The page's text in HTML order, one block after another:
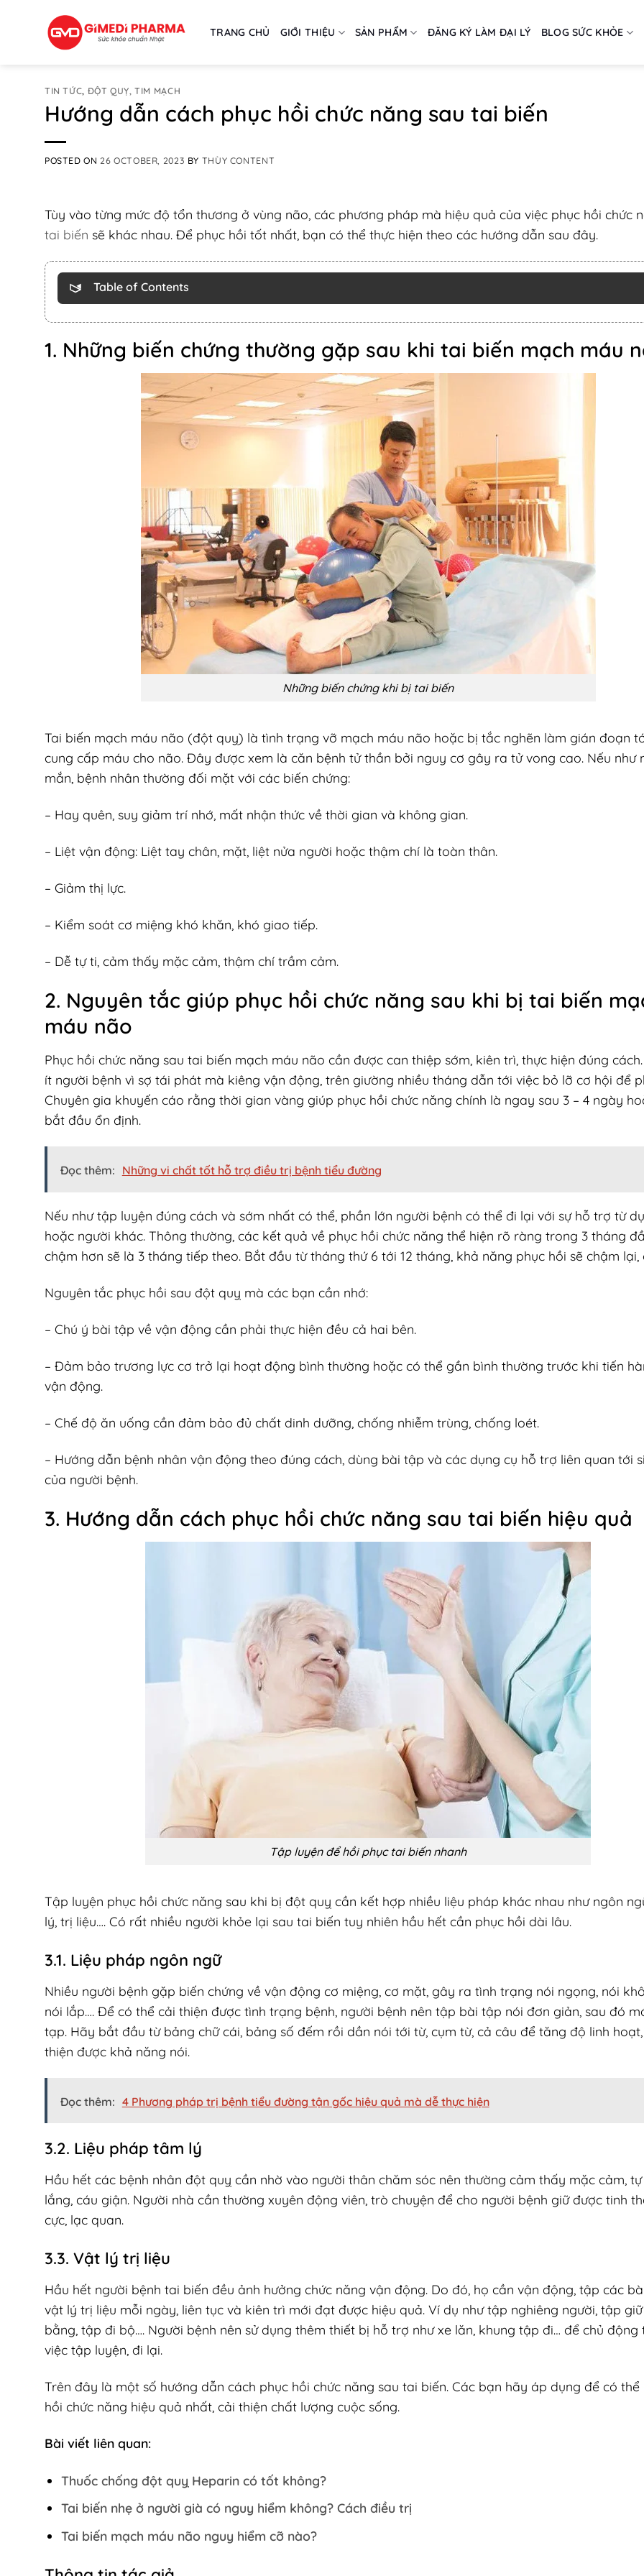
TRANG CHỦ GIỚI THIỆU SẢN PHẨM ĐĂNG KÝ LÀM ĐẠI LÝ BLOG SỨC KHỎE
TIN TỨC, ĐỘT QUỴ, TIM MẠCH
Hướng dẫn cách phục hồi chức năng sau tai biến
POSTED ON 26 OCTOBER, 2023 BY THÙY CONTENT
Tùy vào từng mức độ tổn thương ở vùng não, các phương pháp mà hiệu quả của việc phục hồi chức
tai biến sẽ khác nhau. Để phục hồi tốt nhất, bạn có thể thực hiện theo các hướng dẫn sau đây.
Table of Contents
1. Những biến chứng thường gặp sau khi tai biến mạch máu
Những biến chứng khi bị tai biến
Tai biến mạch máu não (đột quỵ) là tình trạng vỡ mạch máu não hoặc bị tắc nghẽn làm gián đoạn
cung cấp máu cho não. Đây được xem là căn bệnh tử thần bởi nguy cơ gây ra tử vong cao. Nếu như
mắn, bệnh nhân thường đối mặt với các biến chứng:
– Hay quên, suy giảm trí nhớ, mất nhận thức về thời gian và không gian.
– Liệt vận động: Liệt tay chân, mặt, liệt nửa người hoặc thậm chí là toàn thân.
– Giảm thị lực.
– Kiểm soát cơ miệng khó khăn, khó giao tiếp.
– Dễ tự ti, cảm thấy mặc cảm, thậm chí trầm cảm.
2. Nguyên tắc giúp phục hồi chức năng sau khi bị tai biến
máu não
Phục hồi chức năng sau tai biến mạch máu não cần được can thiệp sớm, kiên trì, thực hiện đúng
ít người bệnh vì sợ tái phát mà kiêng vận động, trên giường nhiều tháng dẫn tới việc bỏ lỡ cơ hội để
Chuyên gia khuyến cáo rằng thời gian vàng giúp phục hồi chức năng chính là ngay sau 3 – 4 ngày
bắt đầu ổn định.
Đọc thêm: Những vi chất tốt hỗ trợ điều trị bệnh tiểu đường
Nếu như tập luyện đúng cách và sớm nhất có thể, phần lớn người bệnh có thể đi lại với sự hỗ trợ từ
hoặc người khác. Thông thường, các kết quả về phục hồi chức năng thể hiện rõ ràng trong 3 tháng
chậm hơn sẽ là 3 tháng tiếp theo. Bắt đầu từ tháng thứ 6 tới 12 tháng, khả năng phục hồi sẽ chậm lại,
Nguyên tắc phục hồi sau đột quỵ mà các bạn cần nhớ:
– Chú ý bài tập về vận động cần phải thực hiện đều cả hai bên.
– Đảm bảo trương lực cơ trở lại hoạt động bình thường hoặc có thể gần bình thường trước khi tiến
vận động.
– Chế độ ăn uống cần đảm bảo đủ chất dinh dưỡng, chống nhiễm trùng, chống loét.
– Hướng dẫn bệnh nhân vận động theo đúng cách, dùng bài tập và các dụng cụ hỗ trợ liên quan tới
của người bệnh.
3. Hướng dẫn cách phục hồi chức năng sau tai biến hiệu quả
Tập luyện để hồi phục tai biến nhanh
Tập luyện phục hồi chức năng sau khi bị đột quỵ cần kết hợp nhiều liệu pháp khác nhau như ngôn
lý, trị liệu…. Có rất nhiều người khỏe lại sau tai biến tuy nhiên hầu hết cần phục hồi dài lâu.
3.1. Liệu pháp ngôn ngữ
Nhiều người bệnh gặp biến chứng về vận động cơ miệng, cơ mặt, gây ra tình trạng nói ngọng, nói
nói lắp…. Để có thể cải thiện được tình trạng bệnh, người bệnh nên tập bài tập nói đơn giản, sau đó
tạp. Hãy bắt đầu từ bảng chữ cái, bảng số đếm rồi dần nói tới từ, cụm từ, cả câu để tăng độ linh
thiện được khả năng nói.
Đọc thêm: 4 Phương pháp trị bệnh tiểu đường tận gốc hiệu quả mà dễ thực hiện
3.2. Liệu pháp tâm lý
Hầu hết các bệnh nhân đột quỵ cần nhờ vào người thân chăm sóc nên thường cảm thấy mặc cảm, tự
lắng, cáu giận. Người nhà cần thường xuyên động viên, trò chuyện để cho người bệnh giữ được tinh
cực, lạc quan.
3.3. Vật lý trị liệu
Hầu hết người bệnh tai biến đều ảnh hưởng chức năng vận động. Do đó, họ cần vận động, tập các
vật lý trị liệu mỗi ngày, liên tục và kiên trì mới đạt được hiệu quả. Ví dụ như tập nghiêng người, tập
bằng, tập đi bộ…. Người bệnh nên sử dụng thêm thiết bị hỗ trợ như xe lăn, khung tập đi… để chủ động
việc tập luyện, đi lại.
Trên đây là một số hướng dẫn cách phục hồi chức năng sau tai biến. Các bạn hãy áp dụng để có thể
hồi chức năng hiệu quả nhất, cải thiện chất lượng cuộc sống.
Bài viết liên quan:
Thuốc chống đột quỵ Heparin có tốt không?
Tai biến nhẹ ở người già có nguy hiểm không? Cách điều trị
Tai biến mạch máu não nguy hiểm cỡ nào?